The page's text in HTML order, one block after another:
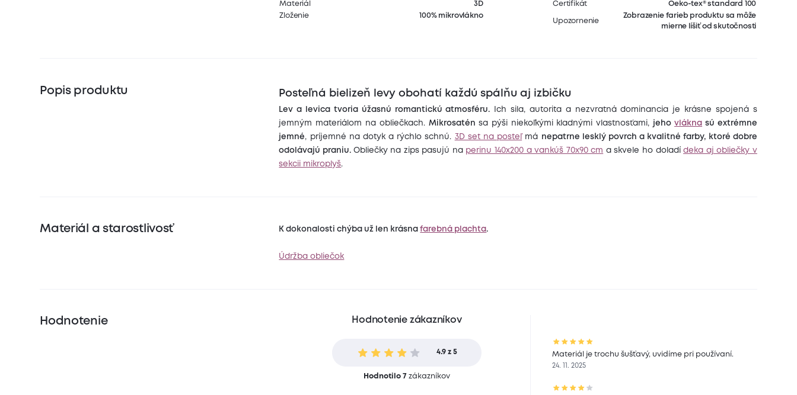
Materiál
3D
Zloženie
100% mikrovlákno
Certifikát
Oeko-tex® standard 100
Upozornenie
Zobrazenie farieb produktu sa môže
mierne líšiť od skutočnosti
Popis produktu Posteľná bielizeň levy obohatí každú spálňu aj izbičku
Lev a levica tvoria úžasnú romantickú atmosféru. Ich sila, autorita a nezvratná dominancia je krásne spojená s
jemným materiálom na obliečkach. Mikrosatén sa pýši niekoľkými kladnými vlastnosťami, jehovlákna sú extrémne
jemné, príjemné na dotyk a rýchlo schnú. 3D set na posteľmá nepatrne lesklý povrch a kvalitné farby, ktoré dobre
odolávajú praniu. Obliečky na zips pasujú na perinu 140x200 a vankúš 70x90 cm a skvele ho doladídeka aj obliečky v
sekcii mikroplyš.
Materiál a starostlivosť K dokonalosti chýba už len krásnafarebná plachta.
Údržba obliečok
Hodnotenie Hodnotenie zákazníkov
4.9 z 5
Hodnotilo 7 zákazníkov
Materiál je trochu šušťavý, uvidíme pri používaní.
24. 11. 2025